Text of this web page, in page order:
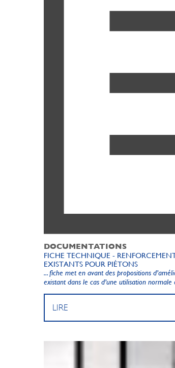
DOCUMENTATIONS
FICHE TECHNIQUE -
EXISTANTS POUR PIÉTONS
... fiche met en avant des propositions
existant dans le cas d’une utilisation normale
LIRE